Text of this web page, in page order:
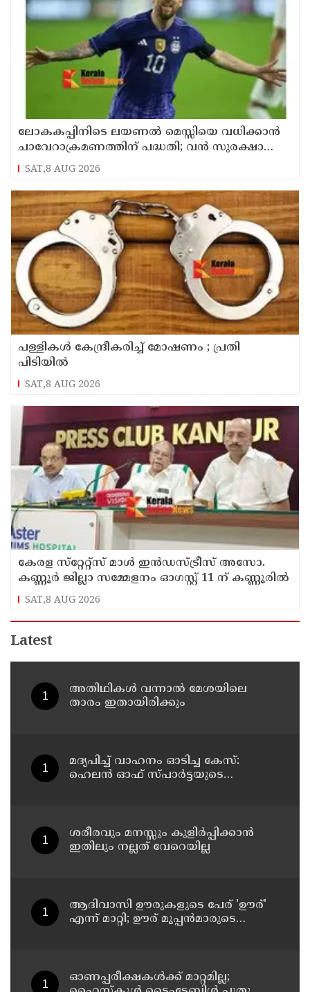
ലോകകപ്പിനിടെ ലയണല്‍ മെസ്സിയെ വധിക്കാൻ
ചാവേറാക്രമണത്തിന് പദ്ധതി; വൻ സുരക്ഷാ
ഭീഷണി പുറത്ത്
SAT,8 AUG 2026
പള്ളികള്‍ കേന്ദ്രീകരിച്ച് മോഷണം ; പ്രതി
പിടിയില്‍
SAT,8 AUG 2026
കേരള സ്‌റ്റേറ്റ്സ് മാൾ ഇൻഡസ്ട്രീസ് അസോ.
കണ്ണൂർ ജില്ലാ സമ്മേളനം ഓഗസ്റ്റ് 11 ന് കണ്ണൂരിൽ
SAT,8 AUG 2026
Latest
അതിഥികൾ വന്നാൽ മേശയിലെ
താരം ഇതായിരിക്കും
മദ്യപിച്ച് വാഹനം ഓടിച്ച കേസ്:
ഹെലൻ ഓഫ് സ്പാർട്ടയുടെ
ശരീരവും മനസ്സും കുളിർപ്പിക്കാൻ
ഇതിലും നല്ലത് വേറെയില്ല
ആദിവാസി ഊരുകളുടെ പേര് 'ഊര്'
എന്ന് മാറ്റി; ഊര് മൂപ്പന്‍മാരുടെ
ഓണപ്പരീക്ഷകള്‍ക്ക് മാറ്റമില്ല;